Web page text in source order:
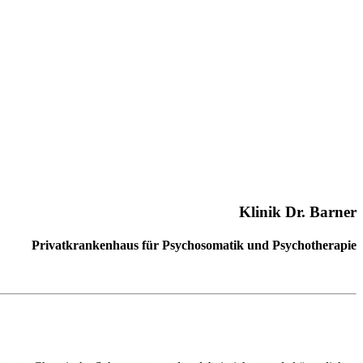
Klinik Dr. Barner
Privatkrankenhaus für Psychosomatik und Psychotherapie